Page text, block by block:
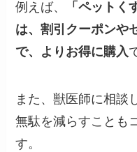
例えば、
「ペット
は、割引クーポンや
で、よりお得に購入
また、獣医師に相談
無駄を減らすことも
す。